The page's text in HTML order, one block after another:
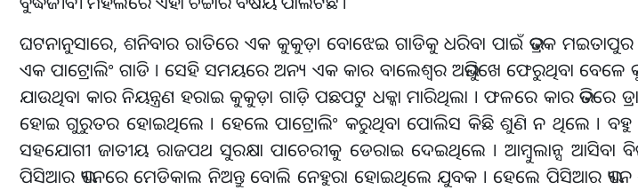
ଘଟନାନୁସାରେ, ଶନିବାର ରାତିରେ ଏକ କୁକୁଡ଼ା ବୋଝେଇ ଗାଡିକୁ ଧରିବା ପାଇଁ ଭଦ୍ରକ
ଏକ ପାଟ୍ରୋଲିଂ ଗାଡି । ସେହି ସମୟରେ ଅନ୍ୟ ଏକ କାର ବାଲେଶ୍ୱର ଅଭିମୁଖେ ଫେରୁଥିବା ବେଳେ
ଯାଉଥିବା କାର ନିୟନ୍ତ୍ରଣ ହରାଇ କୁକୁଡ଼ା ଗାଡ଼ି ପଛପଟୁ ଧକ୍କା ମାରିଥିଲା । ଫଳରେ କାର ଭିତରେ
ହୋଇ ଗୁରୁତର ହୋଇଥିଲେ । ହେଲେ ପାଟ୍ରୋଲିଂ କରୁଥିବା ପୋଲିସ କିଛି ଶୁଣି ନ ଥିଲେ । ବହୁ
ସହଯୋଗୀ ଜାତୀୟ ରାଜପଥ ସୁରକ୍ଷା ପାଚେରୀକୁ ଡେରାଇ ଦେଇଥିଲେ । ଆମ୍ବୁଲାନ୍ସ ଆସିବା
ପିସିଆର ଭ୍ୟାନରେ ମେଡିକାଲ ନିଅନ୍ତୁ ବୋଲି ନେହୁରା ହୋଇଥିଲେ ଯୁବକ । ହେଲେ ପିସିଆର